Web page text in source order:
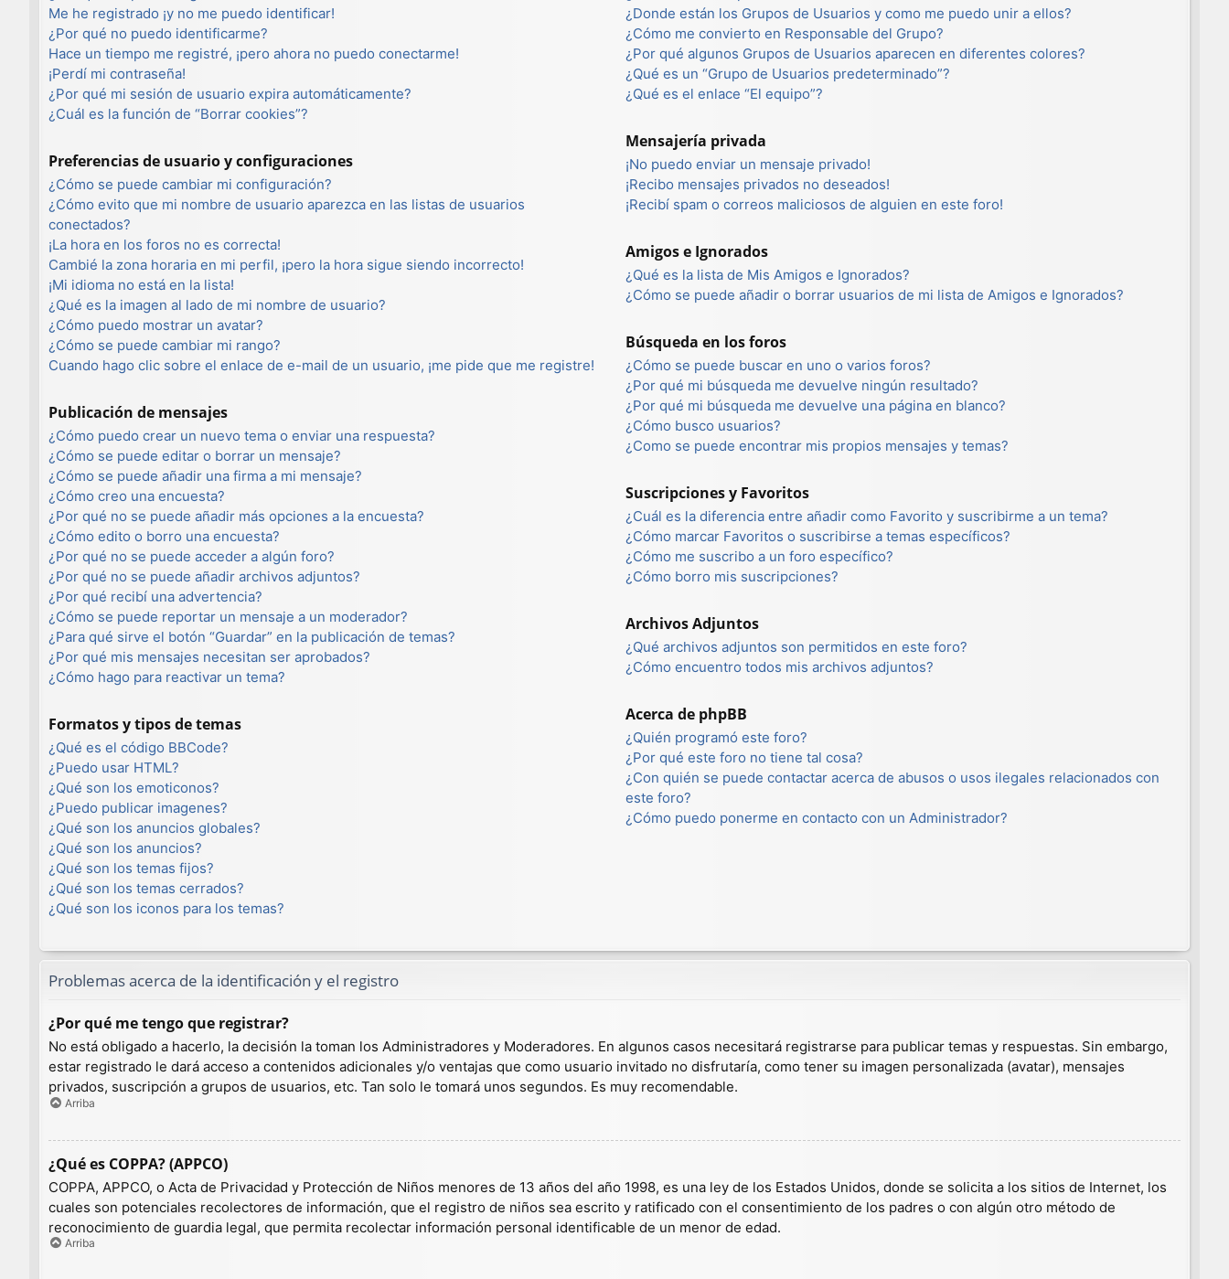
Me he registrado ¡y no me puedo identificar!
¿Por qué no puedo identificarme?
Hace un tiempo me registré, ¡pero ahora no puedo conectarme!
¡Perdí mi contraseña!
¿Por qué mi sesión de usuario expira automáticamente?
¿Cuál es la función de “Borrar cookies”?
Preferencias de usuario y configuraciones
¿Cómo se puede cambiar mi configuración?
¿Cómo evito que mi nombre de usuario aparezca en las listas de usuarios
conectados?
¡La hora en los foros no es correcta!
Cambié la zona horaria en mi perfil, ¡pero la hora sigue siendo incorrecto!
¡Mi idioma no está en la lista!
¿Qué es la imagen al lado de mi nombre de usuario?
¿Cómo puedo mostrar un avatar?
¿Cómo se puede cambiar mi rango?
Cuando hago clic sobre el enlace de e-mail de un usuario, ¡me pide que me registre!
Publicación de mensajes
¿Cómo puedo crear un nuevo tema o enviar una respuesta?
¿Cómo se puede editar o borrar un mensaje?
¿Cómo se puede añadir una firma a mi mensaje?
¿Cómo creo una encuesta?
¿Por qué no se puede añadir más opciones a la encuesta?
¿Cómo edito o borro una encuesta?
¿Por qué no se puede acceder a algún foro?
¿Por qué no se puede añadir archivos adjuntos?
¿Por qué recibí una advertencia?
¿Cómo se puede reportar un mensaje a un moderador?
¿Para qué sirve el botón “Guardar” en la publicación de temas?
¿Por qué mis mensajes necesitan ser aprobados?
¿Cómo hago para reactivar un tema?
Formatos y tipos de temas
¿Qué es el código BBCode?
¿Puedo usar HTML?
¿Qué son los emoticonos?
¿Puedo publicar imagenes?
¿Qué son los anuncios globales?
¿Qué son los anuncios?
¿Qué son los temas fijos?
¿Qué son los temas cerrados?
¿Qué son los iconos para los temas?
¿Donde están los Grupos de Usuarios y como me puedo unir a ellos?
¿Cómo me convierto en Responsable del Grupo?
¿Por qué algunos Grupos de Usuarios aparecen en diferentes colores?
¿Qué es un “Grupo de Usuarios predeterminado”?
¿Qué es el enlace “El equipo”?
Mensajería privada
¡No puedo enviar un mensaje privado!
¡Recibo mensajes privados no deseados!
¡Recibí spam o correos maliciosos de alguien en este foro!
Amigos e Ignorados
¿Qué es la lista de Mis Amigos e Ignorados?
¿Cómo se puede añadir o borrar usuarios de mi lista de Amigos e Ignorados?
Búsqueda en los foros
¿Cómo se puede buscar en uno o varios foros?
¿Por qué mi búsqueda me devuelve ningún resultado?
¿Por qué mi búsqueda me devuelve una página en blanco?
¿Cómo busco usuarios?
¿Como se puede encontrar mis propios mensajes y temas?
Suscripciones y Favoritos
¿Cuál es la diferencia entre añadir como Favorito y suscribirme a un tema?
¿Cómo marcar Favoritos o suscribirse a temas específicos?
¿Cómo me suscribo a un foro específico?
¿Cómo borro mis suscripciones?
Archivos Adjuntos
¿Qué archivos adjuntos son permitidos en este foro?
¿Cómo encuentro todos mis archivos adjuntos?
Acerca de phpBB
¿Quién programó este foro?
¿Por qué este foro no tiene tal cosa?
¿Con quién se puede contactar acerca de abusos o usos ilegales relacionados con
este foro?
¿Cómo puedo ponerme en contacto con un Administrador?
Problemas acerca de la identificación y el registro
¿Por qué me tengo que registrar?
No está obligado a hacerlo, la decisión la toman los Administradores y Moderadores. En algunos casos necesitará registrarse para publicar temas y respuestas. Sin embargo,
estar registrado le dará acceso a contenidos adicionales y/o ventajas que como usuario invitado no disfrutaría, como tener su imagen personalizada (avatar), mensajes
privados, suscripción a grupos de usuarios, etc. Tan solo le tomará unos segundos. Es muy recomendable.
Arriba
¿Qué es COPPA? (APPCO)
COPPA, APPCO, o Acta de Privacidad y Protección de Niños menores de 13 años del año 1998, es una ley de los Estados Unidos, donde se solicita a los sitios de Internet, los
cuales son potenciales recolectores de información, que el registro de niños sea escrito y ratificado con el consentimiento de los padres o con algún otro método de
reconocimiento de guardia legal, que permita recolectar información personal identificable de un menor de edad.
Arriba